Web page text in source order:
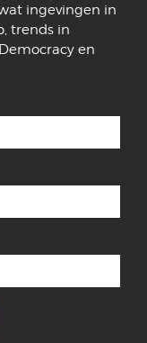
ingevingen in
trends in
en